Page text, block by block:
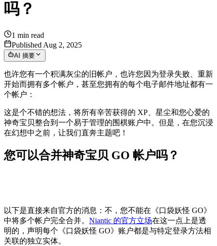
吗？
1 min read
Published Aug 2, 2025
AI 摘要
也许您有一个积满灰尘的旧帐户，也许您因为登录失败、重新
开始而拥有多个帐户，甚至您拥有的每个电子邮件地址都有一
个帐户：
这是个不错的想法，将所有辛苦获得的 XP、星尘和您心爱的
神奇宝贝整合到一个易于管理的围棋账户中。但是，在您沉浸
在幻想中之前，让我们直奔主题吧！
您可以合并神奇宝贝 GO 帐户吗？
以下是直接来自官方的消息：不，您不能在《口袋妖怪 GO》
中将多个帐户完全合并。 Niantic 的官方立场在这一点上是透
明的，声明每个《口袋妖怪 GO》账户都是与特定登录方法相
关联的独立实体。